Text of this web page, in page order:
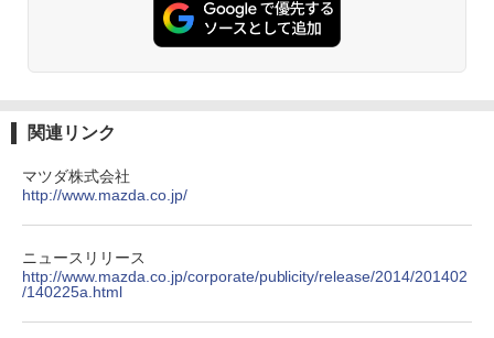
関連リンク
マツダ株式会社
http://www.mazda.co.jp/
ニュースリリース
http://www.mazda.co.jp/corporate/publicity/release/2014/201402
/140225a.html